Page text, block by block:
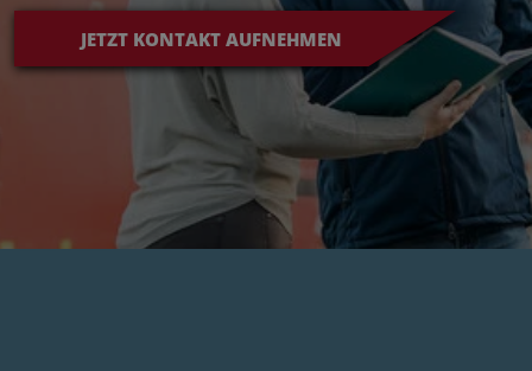
JETZT KONTAKT AUFNEHMEN